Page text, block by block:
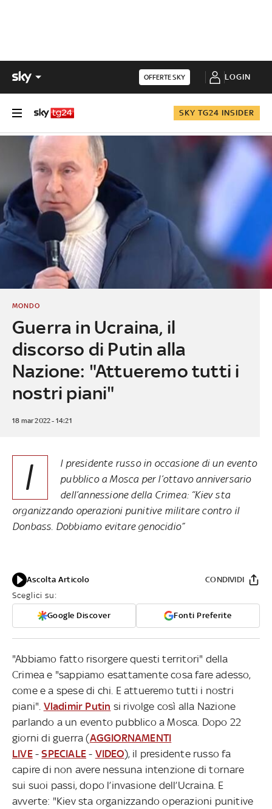
OFFERTE SKY LOGIN
SKY TG24 INSIDER
Guerra in Ucraina, il
discorso di Putin alla
Nazione: "Attueremo tutti i
nostri piani"
MONDO
18 mar 2022 - 14:21
I
l presidente russo in occasione di un evento
pubblico a Mosca per l’ottavo anniversario
dell’annessione della Crimea: “Kiev sta
organizzando operazioni punitive militare contro il
Donbass. Dobbiamo evitare genocidio”
Ascolta Articolo
Sceglici su:
Google Discover Fonti Preferite
CONDIVIDI
"Abbiamo fatto risorgere questi territori" della
Crimea e "sappiamo esattamente cosa fare adesso,
come e a spese di chi. E attueremo tutti i nostri
piani". Vladimir Putin si rivolge così alla Nazione
parlando a un evento pubblico a Mosca. Dopo 22
giorni di guerra (AGGIORNAMENTI
LIVE-SPECIALE - VIDEO), il presidente russo fa
capire di non avere nessuna intenzione di tornare
sui suoi passi, dopo l’invasione dell’Ucraina. E
avverte: "Kiev sta organizzando operazioni punitive